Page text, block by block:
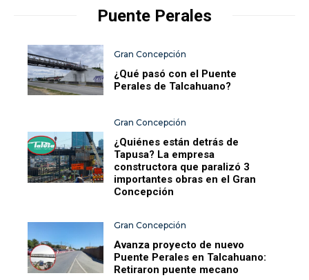
Puente Perales
Gran Concepción
¿Qué pasó con el Puente
Perales de Talcahuano?
Gran Concepción
¿Quiénes están detrás de
Tapusa? La empresa
constructora que paralizó 3
importantes obras en el Gran
Concepción
Gran Concepción
Avanza proyecto de nuevo
Puente Perales en Talcahuano:
Retiraron puente mecano